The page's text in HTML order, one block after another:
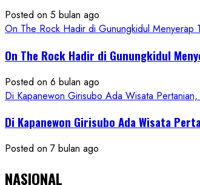
Padukan
Keindahan
dan
Wisata
Kekinian
Posted on 5 bulan ago
On The Rock Hadir di Gunungkidul Menyerap
On The Rock Hadir di Gunungkidul
Posted on 6 bulan ago
Di Kapanewon Girisubo Ada Wisata
Di Kapanewon Girisubo Ada Wisata
Posted on 7 bulan ago
NASIONAL